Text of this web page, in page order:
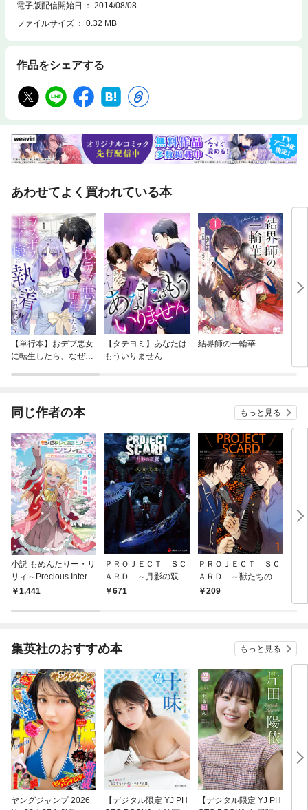
電子版配信開始日
2014/08/08
ファイルサイズ
0.32 MB
作品をシェアする
あわせてよく買われている本
【単行本】おデブ悪女
に転生したら、なぜか
【タテヨミ】あなたは
もういりません
結界師の一輪華
バ
今
同じ作者の本 もっと見る
小説 もめんたりー・リ
リィ～Precious Interlu
des～ 1
1,441
ＰＲＯＪＥＣＴ ＳＣ
ＡＲＤ ～月影の双翼
～671
ＰＲＯＪＥＣＴ ＳＣ
ＡＲＤ ～獣たちの正
義～（１）
209
集英社のおすすめ本 もっと見る
ヤングジャンプ 2026
【デジタル限定 YJ PH
【デジタル限定 YJ PH